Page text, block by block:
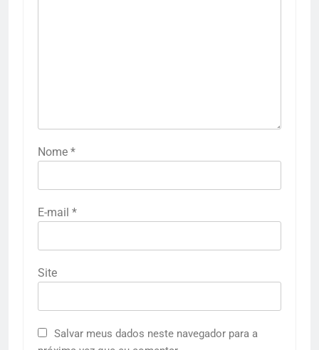
Nome *
E-mail *
Site
Salvar meus dados neste navegador para a